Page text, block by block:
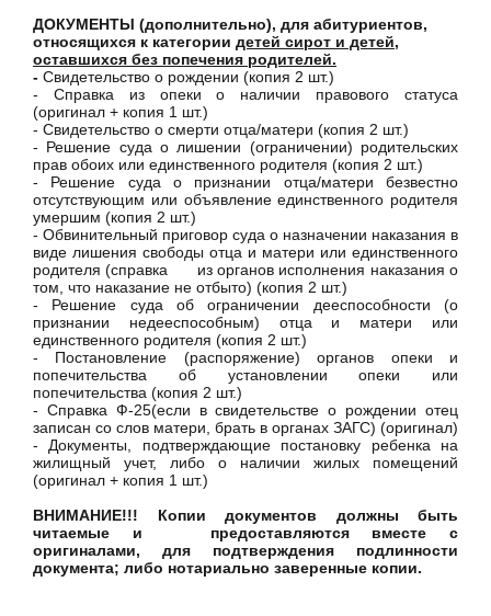
ДОКУМЕНТЫ (дополнительно), для абитуриентов,
относящихся к категории детей сирот и детей,
оставшихся без попечения родителей.
- Свидетельство о рождении (копия 2 шт.)
- Справка из опеки о наличии правового статуса
(оригинал + копия 1 шт.)
- Свидетельство о смерти отца/матери (копия 2 шт.)
- Решение суда о лишении (ограничении) родительских
прав обоих или единственного родителя (копия 2 шт.)
- Решение суда о признании отца/матери безвестно
отсутствующим или объявление единственного родителя
умершим (копия 2 шт.)
- Обвинительный приговор суда о назначении наказания в
виде лишения свободы отца и матери или единственного
родителя (справка из органов исполнения наказания о
том, что наказание не отбыто) (копия 2 шт.)
- Решение суда об ограничении дееспособности (о
признании недееспособным) отца и матери или
единственного родителя (копия 2 шт.)
- Постановление (распоряжение) органов опеки и
попечительства об установлении опеки или
попечительства (копия 2 шт.)
- Справка Ф-25(если в свидетельстве о рождении отец
записан со слов матери, брать в органах ЗАГС) (оригинал)
- Документы, подтверждающие постановку ребенка на
жилищный учет, либо о наличии жилых помещений
(оригинал + копия 1 шт.)
ВНИМАНИЕ!!! Копии документов должны быть
читаемые и предоставляются вместе с
оригиналами, для подтверждения подлинности
документа; либо нотариально заверенные копии.